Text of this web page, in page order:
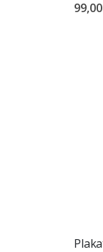
99,00